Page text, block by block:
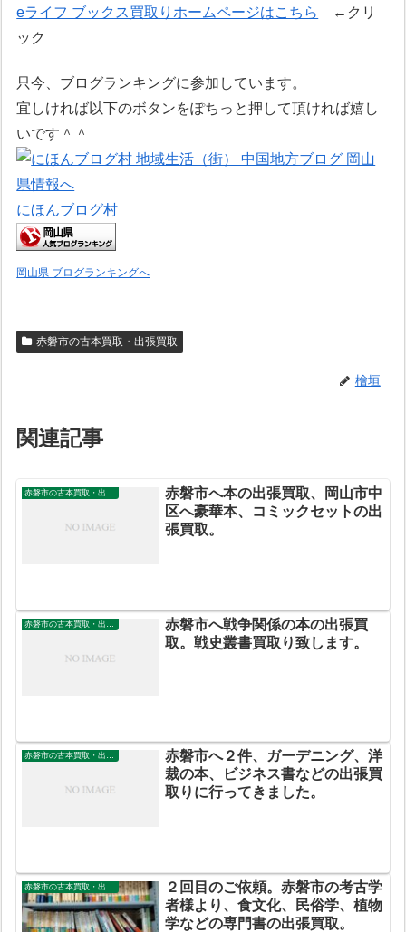
eライフ ブックス買取りホームページはこちら
←クリ
ック
只今、ブログランキングに参加しています。
宜しければ以下のボタンをぽちっと押して頂ければ嬉し
いです＾＾
にほんブログ村
岡山県 ブログランキングへ
赤磐市の古本買取・出張買取
檜垣
関連記事
赤磐市の古本買取・出張買取
赤磐市へ本の出張買取、岡山市中
区へ豪華本、コミックセットの出
張買取。
赤磐市の古本買取・出張買取
赤磐市へ戦争関係の本の出張買
取。戦史叢書買取り致します。
赤磐市へ２件、ガーデニング、洋
裁の本、ビジネス書などの出張買
取りに行ってきました。
２回目のご依頼。赤磐市の考古学
者様より、食文化、民俗学、植物
学などの専門書の出張買取。